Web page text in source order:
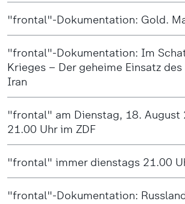
"frontal"-Dokumentation: Gold.
"frontal"-Dokumentation: Im
Krieges – Der geheime Einsatz
Iran
"frontal" am Dienstag, 18. August
21.00 Uhr im ZDF
"frontal" immer dienstags 21.00
"frontal"-Dokumentation: